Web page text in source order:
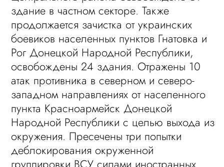
здание в частном секторе. Также
продолжается зачистка от украинских
боевиков населенных пунктов Гнатовка и
Рог Донецкой Народной Республики,
освобождены 24 здания. Отражены 10
атак противника в северном и северо-
западном направлениях от населенного
пункта Красноармейск Донецкой
Народной Республики с целью выхода из
окружения. Пресечены три попытки
деблокирования окруженной